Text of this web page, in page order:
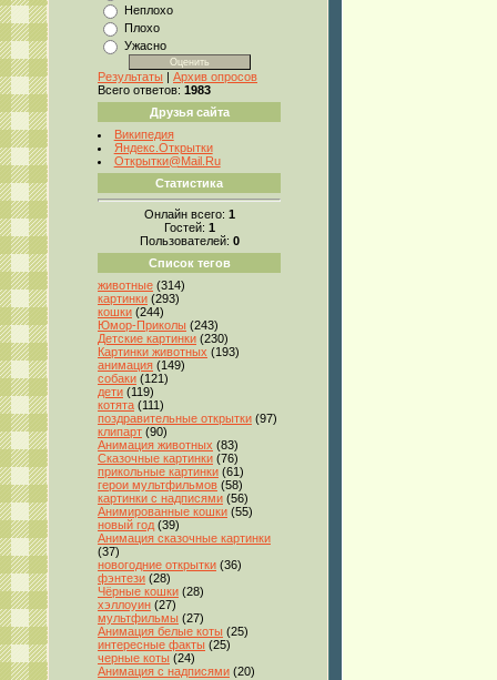
Неплохо
Плохо
Ужасно
Результаты | Архив опросов
Всего ответов: 1983
Друзья сайта
Википедия
Яндекс.Открытки
Открытки@Mail.Ru
Статистика
Онлайн всего: 1
Гостей: 1
Пользователей: 0
Список тегов
животные (314)
картинки (293)
кошки (244)
Юмор-Приколы (243)
Детские картинки (230)
Картинки животных (193)
анимация (149)
собаки (121)
дети (119)
котята (111)
поздравительные открытки (97)
клипарт (90)
Анимация животных (83)
Сказочные картинки (76)
прикольные картинки (61)
герои мультфильмов (58)
картинки с надписями (56)
Анимированные кошки (55)
новый год (39)
Анимация сказочные картинки
(37)
новогодние открытки (36)
фэнтези (28)
Чёрные кошки (28)
хэллоуин (27)
мультфильмы (27)
Анимация белые коты (25)
интересные факты (25)
черные коты (24)
Анимация с надписями (20)